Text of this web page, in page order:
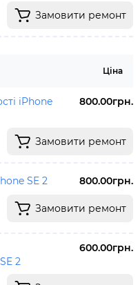
Замовити ремонт
Ціна
iPhone
800.00грн.
Замовити ремонт
SE 2
800.00грн.
Замовити ремонт
2
600.00грн.